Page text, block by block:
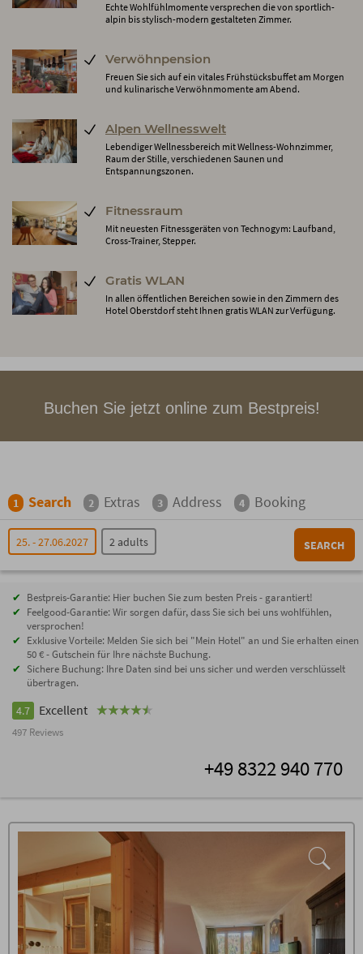
Echte Wohlfühlmomente versprechen die von sportlich-
alpin bis stylisch-modern gestalteten Zimmer.
Verwöhnpension
Freuen Sie sich auf ein vitales Frühstücksbuffet am Morgen
und kulinarische Verwöhnmomente am Abend.
Alpen Wellnesswelt
Lebendiger Wellnessbereich mit Wellness-Wohnzimmer,
Raum der Stille, verschiedenen Saunen und
Entspannungszonen.
Fitnessraum
Mit neuesten Fitnessgeräten von Technogym: Laufband,
Cross-Trainer, Stepper.
Gratis WLAN
In allen öffentlichen Bereichen sowie in den Zimmern des
Hotel Oberstdorf steht Ihnen gratis WLAN zur Verfügung.
Buchen Sie jetzt online zum Bestpreis!
1 Search 2 Extras 3 Address 4 Booking
25. - 27.06.2027 2 adults SEARCH
Bestpreis-Garantie: Hier buchen Sie zum besten Preis - garantiert!
Feelgood-Garantie: Wir sorgen dafür, dass Sie sich bei uns wohlfühlen,
versprochen!
Exklusive Vorteile: Melden Sie sich bei "Mein Hotel" an und Sie erhalten einen
50 € - Gutschein für Ihre nächste Buchung.
Sichere Buchung: Ihre Daten sind bei uns sicher und werden verschlüsselt
übertragen.
4.7 Excellent
497 Reviews
+49 8322 940 770